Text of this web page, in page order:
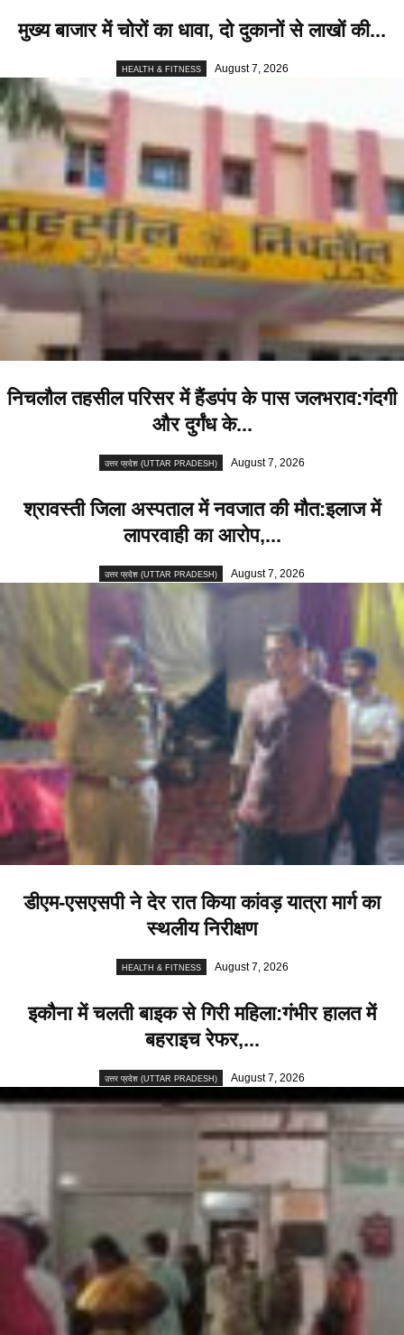
मुख्य बाजार में चोरों का धावा, दो दुकानों से लाखों की...
HEALTH & FITNESS August 7, 2026
निचलौल तहसील परिसर में हैंडपंप के पास जलभराव:गंदगी
और दुर्गंध के...
उत्तर प्रदेश (UTTAR PRADESH) August 7, 2026
श्रावस्ती जिला अस्पताल में नवजात की मौत:इलाज में
लापरवाही का आरोप,...
उत्तर प्रदेश (UTTAR PRADESH) August 7, 2026
डीएम-एसएसपी ने देर रात किया कांवड़ यात्रा मार्ग का
स्थलीय निरीक्षण
HEALTH & FITNESS August 7, 2026
इकौना में चलती बाइक से गिरी महिला:गंभीर हालत में
बहराइच रेफर,...
उत्तर प्रदेश (UTTAR PRADESH) August 7, 2026